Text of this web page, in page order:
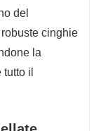
del
cinghie
la
il